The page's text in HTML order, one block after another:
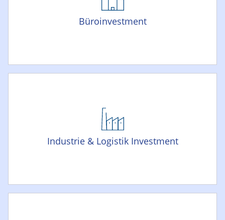
Büroinvestment
Industrie & Logistik Investment